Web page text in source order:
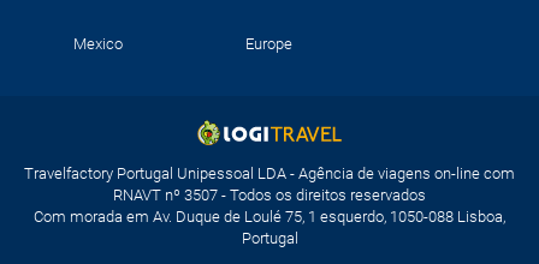
Mexico Europe
Travelfactory Portugal Unipessoal LDA - Agência de viagens on-line com
RNAVT nº 3507 - Todos os direitos reservados
Com morada em Av. Duque de Loulé 75, 1 esquerdo, 1050-088 Lisboa,
Portugal